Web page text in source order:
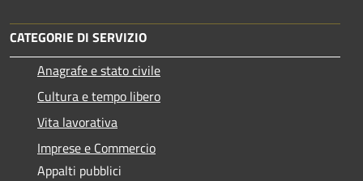
CATEGORIE DI SERVIZIO
Anagrafe e stato civile
Cultura e tempo libero
Vita lavorativa
Imprese e Commercio
Appalti pubblici